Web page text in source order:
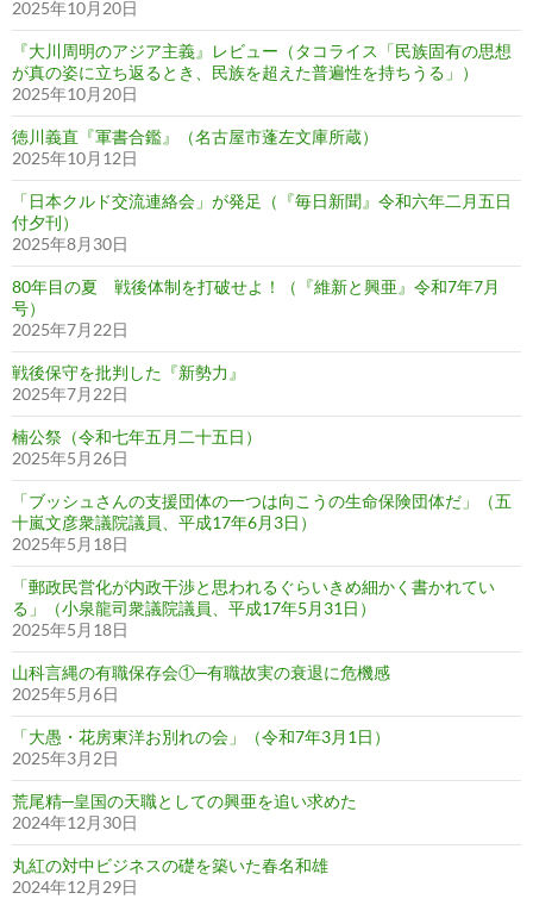
2025年10月20日
『大川周明のアジア主義』レビュー（タコライス「民族固有の思想
が真の姿に立ち返るとき、民族を超えた普遍性を持ちうる」）
2025年10月20日
徳川義直『軍書合鑑』（名古屋市蓬左文庫所蔵）
2025年10月12日
「日本クルド交流連絡会」が発足（『毎日新聞』令和六年二月五日
付夕刊）
2025年8月30日
80年目の夏 戦後体制を打破せよ！（『維新と興亜』令和7年7月
号）
2025年7月22日
戦後保守を批判した『新勢力』
2025年7月22日
楠公祭（令和七年五月二十五日）
2025年5月26日
「ブッシュさんの支援団体の一つは向こうの生命保険団体だ」（五
十嵐文彦衆議院議員、平成17年6月3日）
2025年5月18日
「郵政民営化が内政干渉と思われるぐらいきめ細かく書かれてい
る」（小泉龍司衆議院議員、平成17年5月31日）
2025年5月18日
山科言縄の有職保存会①─有職故実の衰退に危機感
2025年5月6日
「大愚・花房東洋お別れの会」（令和7年3月1日）
2025年3月2日
荒尾精─皇国の天職としての興亜を追い求めた
2024年12月30日
丸紅の対中ビジネスの礎を築いた春名和雄
2024年12月29日